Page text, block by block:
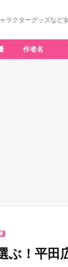
ラクターグッズなど
作者名
ぶ！平田